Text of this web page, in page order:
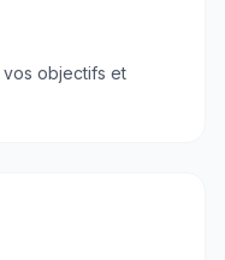
vos objectifs et